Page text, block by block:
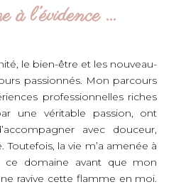
à l’évidence …
le bien-être et les nouveau-
passionnés. Mon parcours
professionnelles riches
une véritable passion, ont
avec douceur,
la vie m’a amenée à
ce domaine avant que mon
ravive cette flamme en moi.